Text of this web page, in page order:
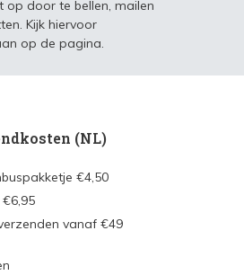
op door te bellen, mailen
Kijk hiervoor
op de pagina.
(NL)
€4,50
vanaf €49